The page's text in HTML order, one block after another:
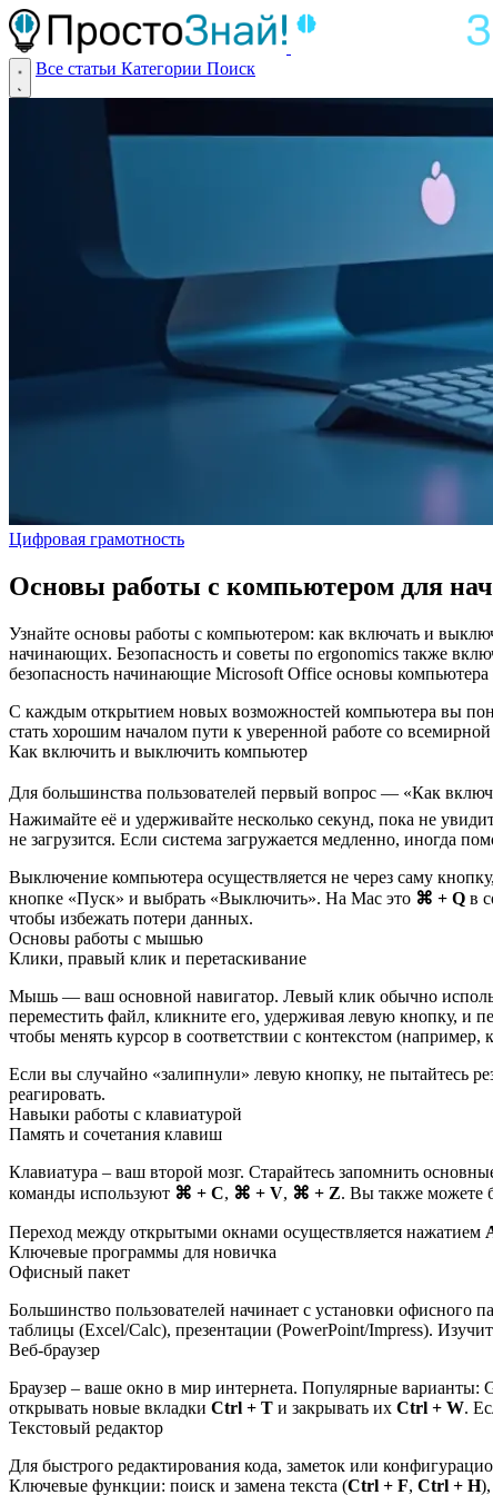
Все статьи Категории Поиск
Цифровая грамотность
Основы работы с компьютером для
Узнайте основы работы с компьютером: как включать и
начинающих. Безопасность и советы по ergonomics также
безопасность начинающие Microsoft Office основы компьютера
С каждым открытием новых возможностей компьютера вы
стать хорошим началом пути к уверенной работе со
Как включить и выключить компьютер
Для большинства пользователей первый вопрос — «Как
Нажимайте её и удерживайте несколько секунд, пока не
не загрузится. Если система загружается медленно, иногда
Выключение компьютера осуществляется не через саму
кнопке «Пуск» и выбрать «Выключить». На Mac это ⌘ + Q в
чтобы избежать потери данных.
Основы работы с мышью
Клики, правый клик и перетаскивание
Мышь — ваш основной навигатор. Левый клик обычно
переместить файл, кликните его, удерживая левую кнопку, и
чтобы менять курсор в соответствии с контекстом
Если вы случайно «залипнули» левую кнопку, не пытайтесь
реагировать.
Навыки работы с клавиатурой
Память и сочетания клавиш
Клавиатура – ваш второй мозг. Старайтесь запомнить
команды используют ⌘ + C, ⌘ + V, ⌘ + Z. Вы также можете
Переход между открытыми окнами осуществляется нажатием
Ключевые программы для новичка
Офисный пакет
Большинство пользователей начинает с установки
таблицы (Excel/Calc), презентации (PowerPoint/Impress).
Веб-браузер
Браузер – ваше окно в мир интернета. Популярные варианты:
открывать новые вкладки Ctrl + T и закрывать их Ctrl + W.
Текстовый редактор
Для быстрого редактирования кода, заметок или
Ключевые функции: поиск и замена текста (Ctrl + F, Ctrl + H